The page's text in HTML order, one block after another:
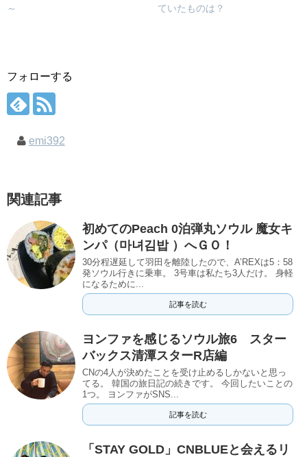
～
ていたものは？
フォローする
emi392
関連記事
初めてのPeach 0泊弾丸ソウル 魔女キ
ンパ（마녀김밥 ）へＧＯ！
30分程遅延して羽田を離陸したので、A’REXは5：58
発ソウル行きに乗車。 3号車は私たち3人だけ。 身軽
になるために...
記事を読む
ヨンファを感じるソウル旅6 スター
バックス清潭スターR店編
CNの4人が決めたことを受け止めるしかないと思っ
てる。 韓国の旅日記の続きです。 今回したいことの
1つ。 ヨンファがSNS...
記事を読む
「STAY GOLD」CNBLUEと会えるリ